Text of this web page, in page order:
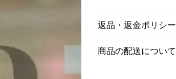
返品・返金ポリシー
商品の配送について